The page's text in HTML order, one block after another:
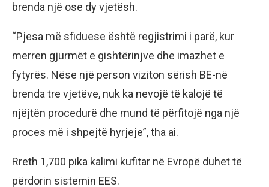
brenda një ose dy vjetësh.
“Pjesa më sfiduese është regjistrimi i parë, kur
merren gjurmët e gishtërinjve dhe imazhet e
fytyrës. Nëse një person viziton sërish BE-në
brenda tre vjetëve, nuk ka nevojë të kalojë të
njëjtën procedurë dhe mund të përfitojë nga një
proces më i shpejtë hyrjeje”, tha ai.
Rreth 1,700 pika kalimi kufitar në Evropë duhet të
përdorin sistemin EES.